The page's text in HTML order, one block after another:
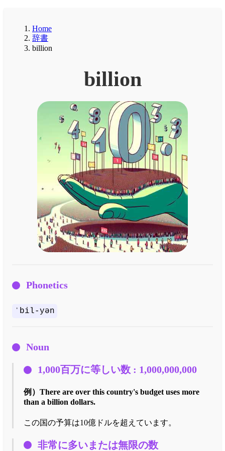
Home
辞書
billion
billion
Phonetics
ˈbil-yən
Noun
1,000百万に等しい数 : 1,000,000,000
例） There are over this country's budget uses more
than a billion dollars.
この国の予算は10億ドルを超えています。
非常に多いまたは無限の数